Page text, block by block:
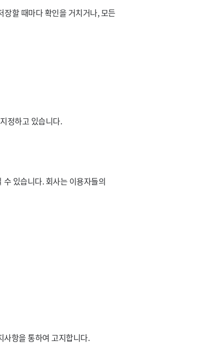
할 때마다 확인을 거치거나, 모든
정하고 있습니다.
있습니다. 회사는 이용자들의
사항을 통하여 고지합니다.